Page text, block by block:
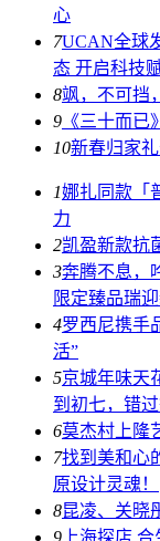
心
7UCAN全球
态 开启科技
8飒，不可挡
9 《三十而
10新春归家
1娜扎同款「
力
2凯盈新款抗
3奔腾不息，
限定臻品瑞
4罗西尼携手
活”
5京城年味天
到初七，错过
6莫杰村上隆
7找到美和心
原设计灵魂！
8昆凌、关晓